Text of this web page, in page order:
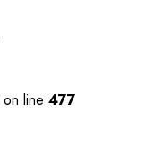
on line 477